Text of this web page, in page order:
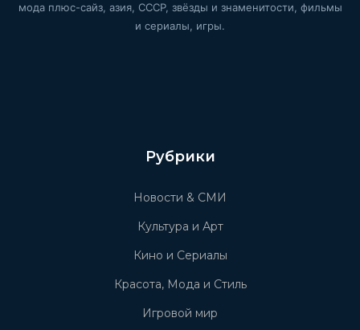
мода плюс-сайз, азия, СССР, звёзды и знаменитости, фильмы
и сериалы, игры.
Рубрики
Новости & СМИ
Культура и Арт
Кино и Сериалы
Красота, Мода и Стиль
Игровой мир